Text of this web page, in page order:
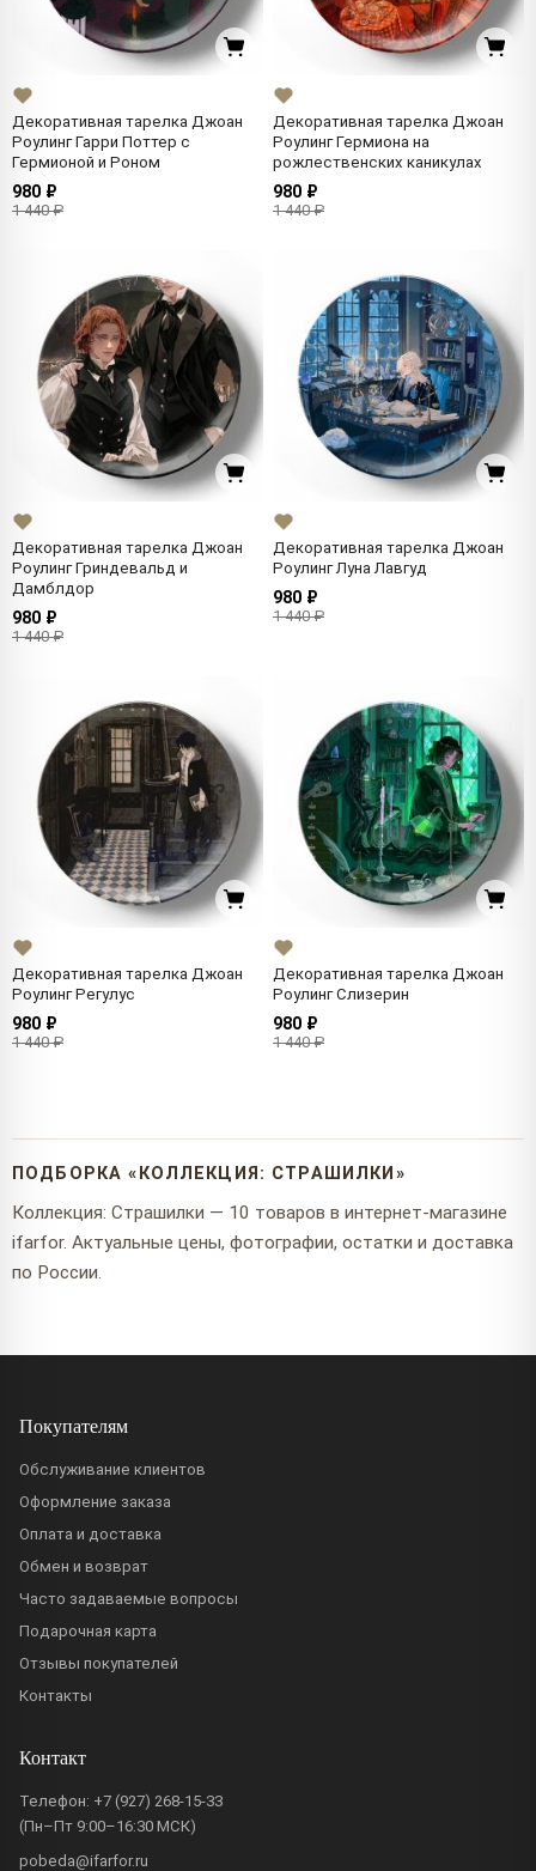
Декоративная тарелка Джоан
Роулинг Гарри Поттер с
Гермионой и Роном
980 ₽
1 440 ₽
Декоративная тарелка Джоан
Роулинг Гермиона на
рожлественских каникулах
980 ₽
1 440 ₽
Декоративная тарелка Джоан
Роулинг Гриндевальд и
Дамблдор
980 ₽
1 440 ₽
Декоративная тарелка Джоан
Роулинг Луна Лавгуд
980 ₽
1 440 ₽
Декоративная тарелка Джоан
Роулинг Регулус
980 ₽
1 440 ₽
Декоративная тарелка Джоан
Роулинг Слизерин
980 ₽
1 440 ₽
ПОДБОРКА «КОЛЛЕКЦИЯ: СТРАШИЛКИ»
Коллекция: Страшилки — 10 товаров в интернет-магазине
ifarfor. Актуальные цены, фотографии, остатки и доставка
по России.
Покупателям
Обслуживание клиентов
Оформление заказа
Оплата и доставка
Обмен и возврат
Часто задаваемые вопросы
Подарочная карта
Отзывы покупателей
Контакты
Контакт
Телефон: +7 (927) 268-15-33
(Пн–Пт 9:00–16:30 МСК)
pobeda@ifarfor.ru